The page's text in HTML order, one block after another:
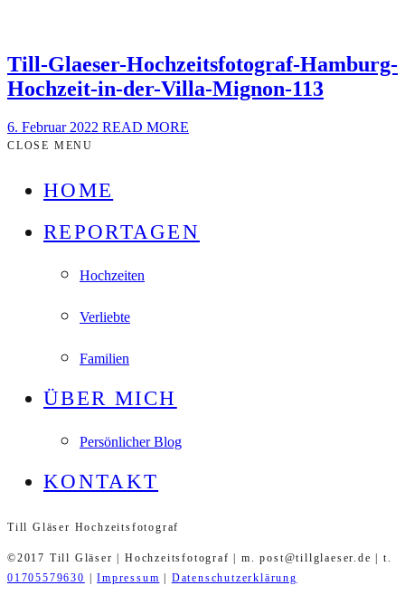
Till-Glaeser-Hochzeitsfotograf-Hamburg-
Hochzeit-in-der-Villa-Mignon-113
6. Februar 2022 READ MORE
CLOSE MENU
HOME
REPORTAGEN
Hochzeiten
Verliebte
Familien
ÜBER MICH
Persönlicher Blog
KONTAKT
Till Gläser Hochzeitsfotograf
©2017 Till Gläser | Hochzeitsfotograf | m. post@tillglaeser.de | t.
01705579630
|Impressum Datenschutzerklärung